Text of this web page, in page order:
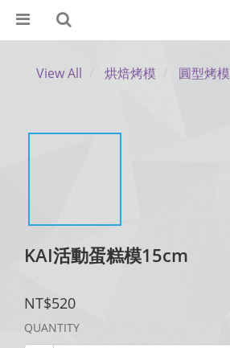
View All 烘焙烤模 圓型烤模
KAI活動蛋糕模15cm
NT$520
QUANTITY